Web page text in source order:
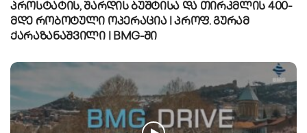
პროსტატის, შარდის ბუშტისა და თირკმლის 400-
მდე რობოტული ოპერაცია | პროფ. გურამ
ქარაზანაშვილი | BMG-ში